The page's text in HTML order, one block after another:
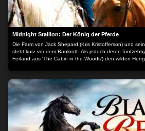
Midnight Stallion: Der König der Pferde
Die Farm von Jack Shepard (Kris Kristofferson) und
steht kurz vor dem Bankrott. Als jedoch deren
Ferland aus 'The Cabin in the Woods') den wilden
kürzester Zeit, 'Midnight' zu zähmen und zu trainieren,
rettende Preisgeld zu ergattern. Doch dann verletzt
an Megan die Farm zu retten... Der Inhalt wird
GmbH, Lochhamer Str. 9, 82152 Planegg/München